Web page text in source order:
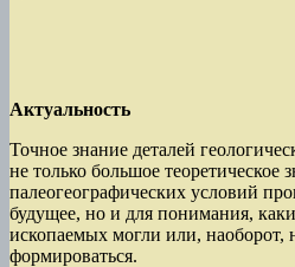
Актуальность
Точное знание деталей
не только большое теоретическое
палеогеографических условий
будущее, но и для понимания,
ископаемых могли или, наоборот,
формироваться.